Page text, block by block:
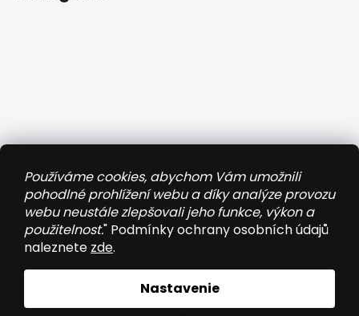
Používáme cookies, abychom Vám umožnili
pohodlné prohlížení webu a díky analýze provozu
webu neustále zlepšovali jeho funkce, výkon a
použitelnost." Podmínky ochrany osobních údajů
naleznete zde.
Nastavenie
Sledovať na Instagrame